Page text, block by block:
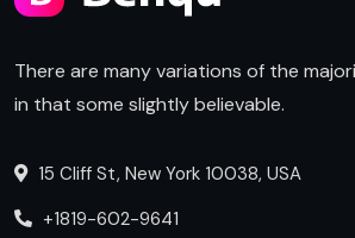
There are many variations of the
in that some slightly believable.
15 Cliff St, New York 10038, USA
+1819-602-9641